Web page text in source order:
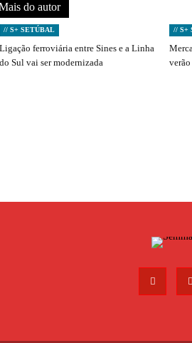
do autor
// S+ SETÚBAL
Ligação ferroviária entre Sines e a Linha
do Sul vai ser modernizada
// S+